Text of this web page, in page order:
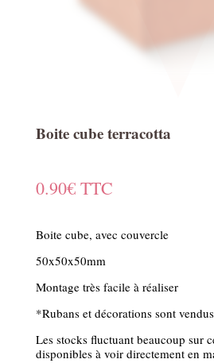
Boite cube terracotta
0.90€ TTC
Boite cube, avec couvercle
50x50x50mm
Montage très facile à réaliser
*Rubans et décorations sont
Les stocks fluctuant beaucoup sur
disponibles à voir directement en